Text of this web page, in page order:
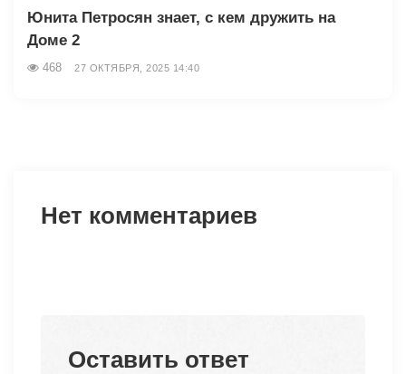
Юнита Петросян знает, с кем дружить на
Доме 2
468 27 ОКТЯБРЯ, 2025 14:40
Нет комментариев
Оставить ответ